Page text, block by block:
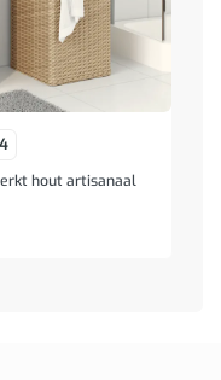
hout artisanaal